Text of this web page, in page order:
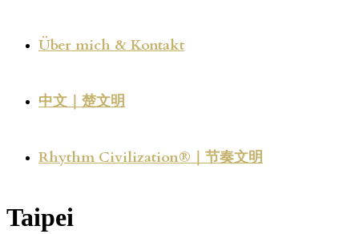
Über mich & Kontakt
中文｜楚文明
Rhythm Civilization®｜节奏文明
Taipei